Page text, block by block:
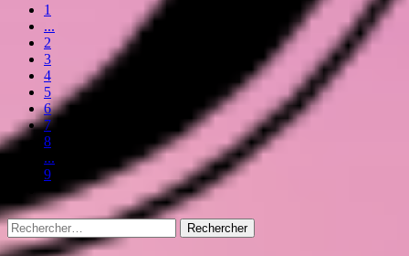
1
...
2
3
4
5
6
7
8
...
9
Rechercher :